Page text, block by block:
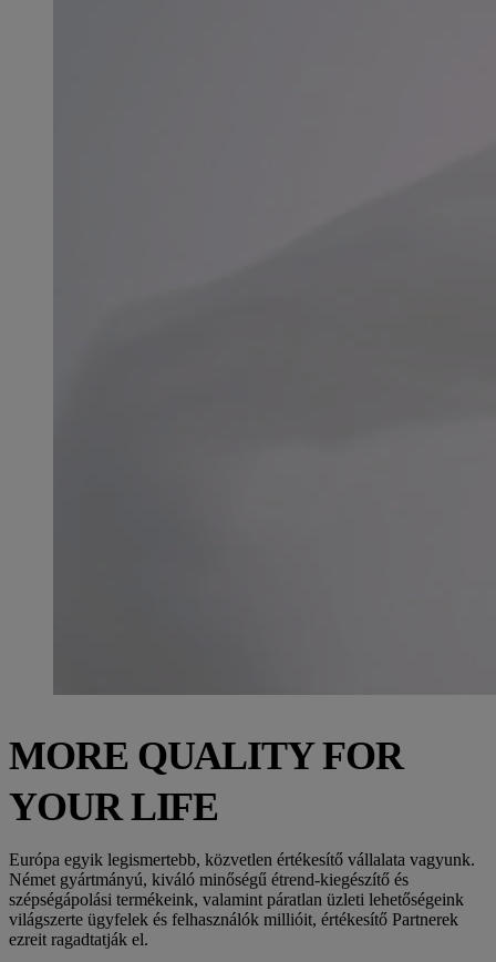
MORE QUALITY FOR
YOUR LIFE
Európa egyik legismertebb, közvetlen értékesítő vállalata vagyunk.
Német gyártmányú, kiváló minőségű étrend-kiegészítő és
szépségápolási termékeink, valamint páratlan üzleti lehetőségeink
világszerte ügyfelek és felhasználók millióit, értékesítő Partnerek
ezreit ragadtatják el.